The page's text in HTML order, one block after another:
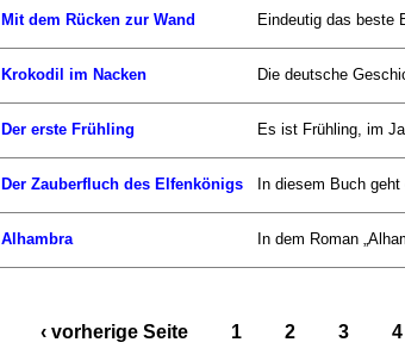
Mit dem Rücken zur Wand Eindeutig das beste
Krokodil im Nacken Die deutsche
Der erste Frühling Es ist Frühling, im
Der Zauberfluch des Elfenkönigs In diesem Buch
Alhambra In dem Roman
‹ vorherige Seite 1 2 3 4